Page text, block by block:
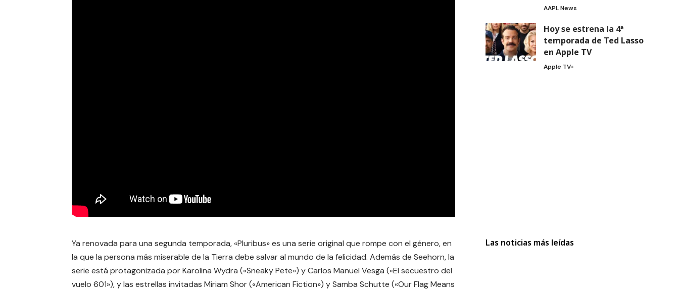
Ya renovada para una segunda temporada, «Pluribus» es una serie original que rompe con el género, en
la que la persona más miserable de la Tierra debe salvar al mundo de la felicidad. Además de Seehorn, la
serie está protagonizada por Karolina Wydra («Sneaky Pete») y Carlos Manuel Vesga («El secuestro del
vuelo 601»), y las estrellas invitadas Miriam Shor («American Fiction») y Samba Schutte («Our Flag Means
AAPL News
Hoy se estrena la 4ª
temporada de Ted Lasso
en Apple TV
Apple TV+
Las noticias más leídas